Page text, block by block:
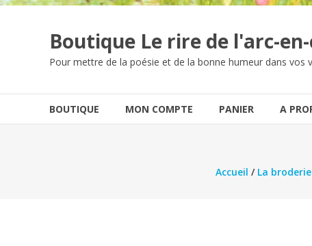
Boutique Le rire de l'arc-
Pour mettre de la poésie et de la bonne humeur dans vos
BOUTIQUE MON COMPTE PANIER A
Accueil / La broderie